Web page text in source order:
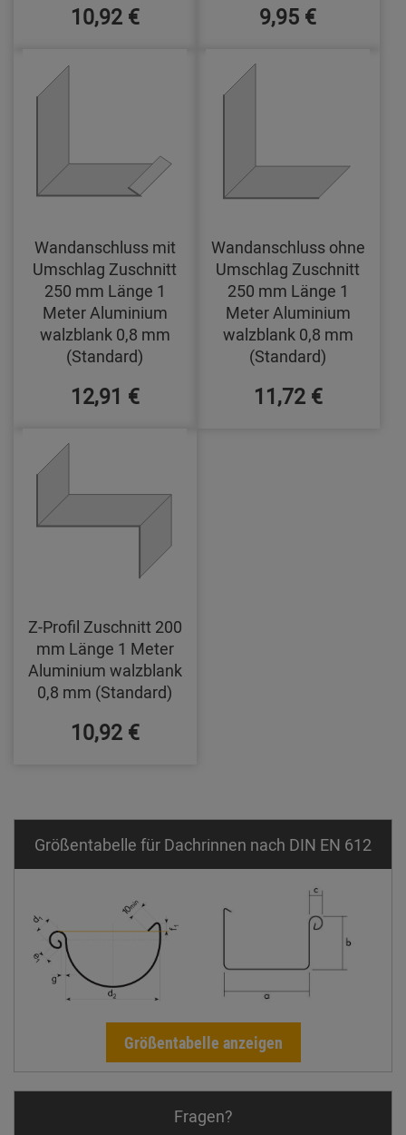
10,92 € 9,95 €
Wandanschluss mit
Umschlag Zuschnitt
250 mm Länge 1
Meter Aluminium
walzblank 0,8 mm
(Standard)
12,91 €
Wandanschluss ohne
Umschlag Zuschnitt
250 mm Länge 1
Meter Aluminium
walzblank 0,8 mm
(Standard)
11,72 €
Z-Profil Zuschnitt 200
mm Länge 1 Meter
Aluminium walzblank
0,8 mm (Standard)
10,92 €
Größentabelle für Dachrinnen nach DIN EN 612
Größentabelle anzeigen
Fragen?